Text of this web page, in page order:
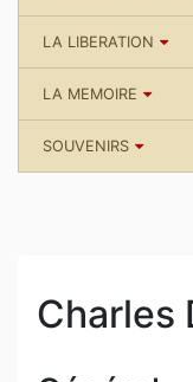
LA LIBERATION
LA MEMOIRE
SOUVENIRS
Charles